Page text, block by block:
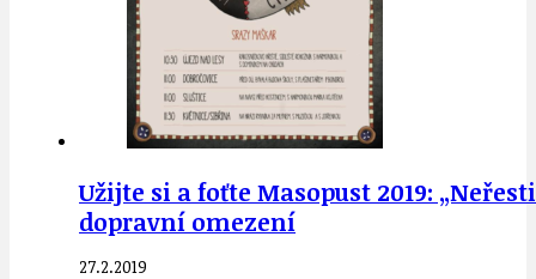
Užijte si a foťte Masopust 2019:
dopravní omezení
27.2.2019